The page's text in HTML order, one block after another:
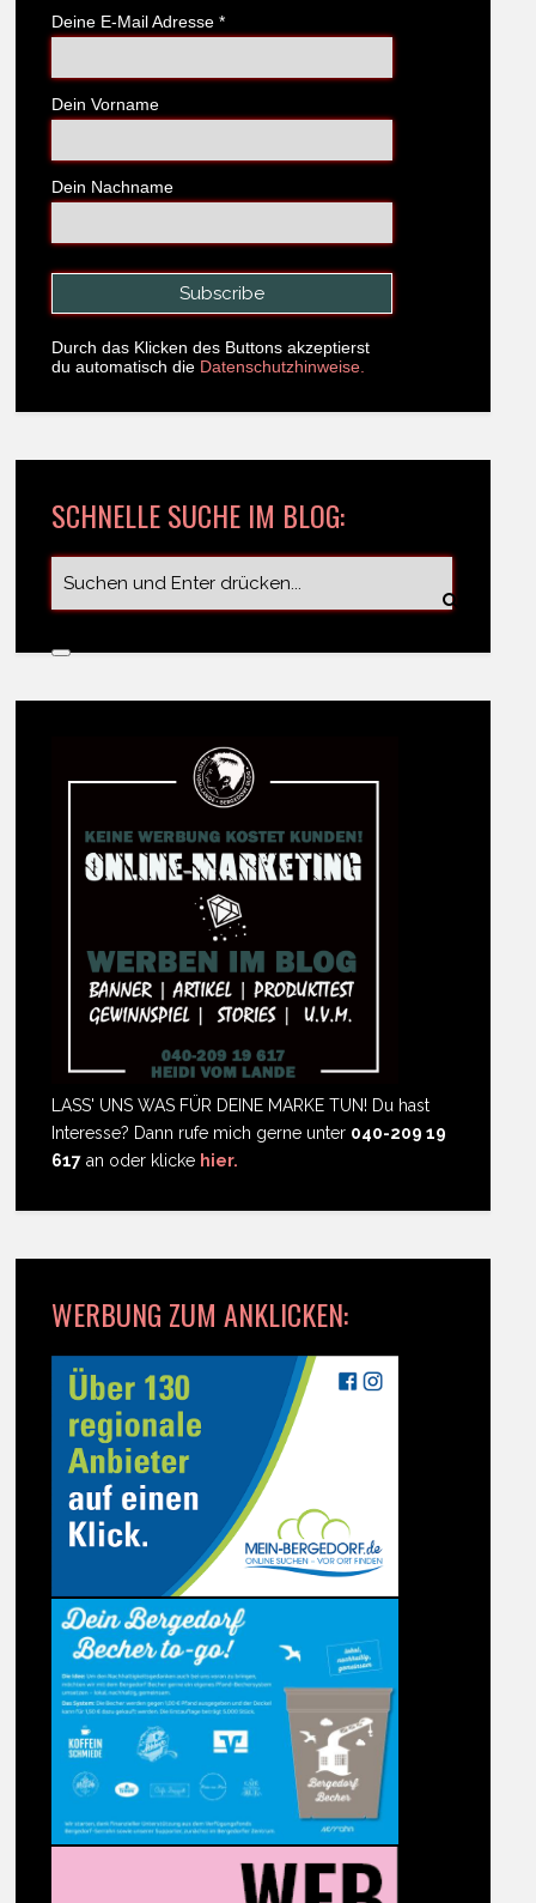
Deine E-Mail Adresse *
Dein Vorname
Dein Nachname
Durch das Klicken des Buttons akzeptierst
du automatisch die Datenschutzhinweise.
SCHNELLE SUCHE IM BLOG:
LASS' UNS WAS FÜR DEINE MARKE TUN! Du hast
Interesse? Dann rufe mich gerne unter 040-209 19
617 an oder klicke hier.
WERBUNG ZUM ANKLICKEN: